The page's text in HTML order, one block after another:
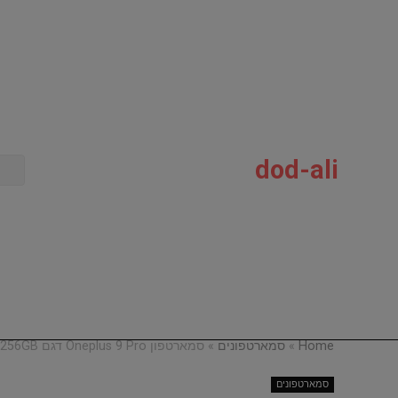
dod-ali
Home
» סמארטפונים » סמארטפון Oneplus 9 Pro דגם 12GB 256GB
סמארטפונים